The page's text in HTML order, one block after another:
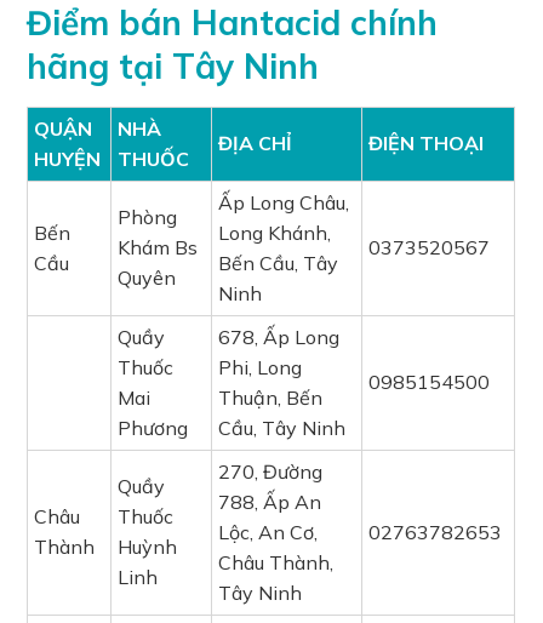
Điểm bán Hantacid chính
hãng tại Tây Ninh
QUẬN
HUYỆN
NHÀ
THUỐC
ĐỊA CHỈ ĐIỆN THOẠI
Bến
Cầu
Phòng
Khám Bs
Quyên
Ấp Long Châu,
Long Khánh,
Bến Cầu, Tây
Ninh
0373520567
Quầy
Thuốc
Mai
Phương
678, Ấp Long
Phi, Long
Thuận, Bến
Cầu, Tây Ninh
0985154500
Châu
Thành
Quầy
Thuốc
Huỳnh
Linh
270, Đường
788, Ấp An
Lộc, An Cơ,
Châu Thành,
Tây Ninh
02763782653